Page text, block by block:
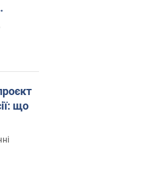
що